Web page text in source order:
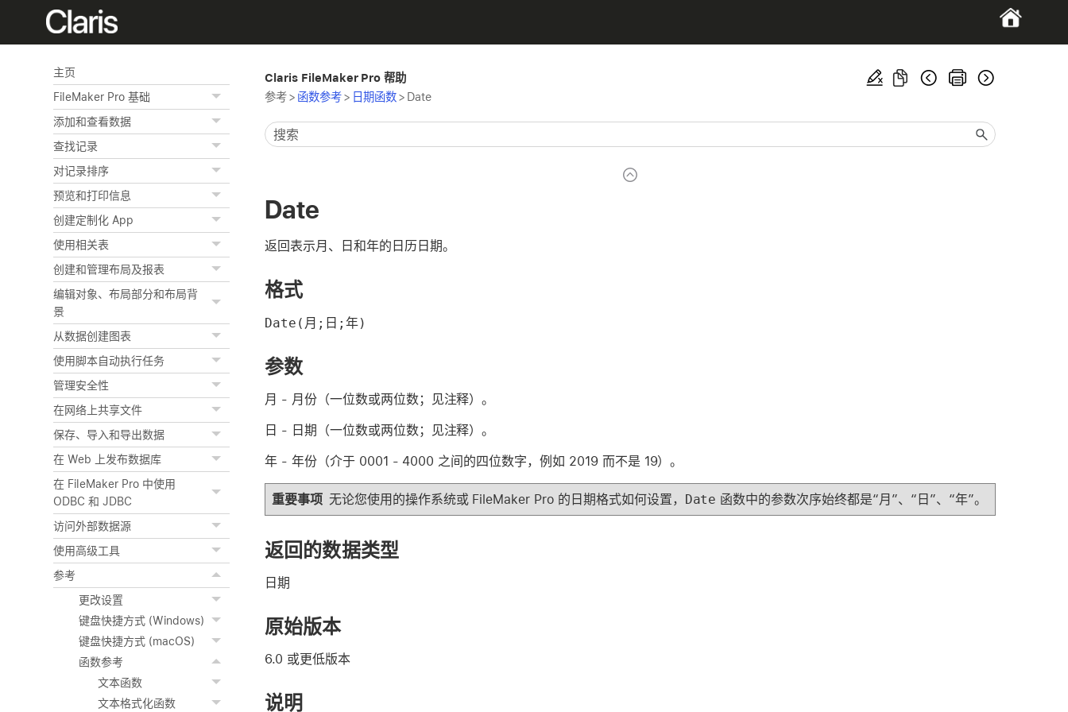
主页
FileMaker Pro 基础
添加和查看数据
查找记录
对记录排序
预览和打印信息
创建定制化 App
使用相关表
创建和管理布局及报表
编辑对象、布局部分和布局背
景
从数据创建图表
使用脚本自动执行任务
管理安全性
在网络上共享文件
保存、导入和导出数据
在 Web 上发布数据库
在 FileMaker Pro 中使用
ODBC 和 JDBC
访问外部数据源
使用高级工具
参考
更改设置
键盘快捷方式 (Windows)
键盘快捷方式 (macOS)
函数参考
文本函数
文本格式化函数
Claris FileMaker Pro 帮助
参考> 函数参考> 日期函数> Date
Date
返回表示月、日和年的日历日期。
格式
Date(月;日;年)
参数
月 - 月份（一位数或两位数；见注释）。
日 - 日期（一位数或两位数；见注释）。
年 - 年份（介于 0001 - 4000 之间的四位数字，例如 2019 而不是 19）。
重要事项 无论您使用的操作系统或 FileMaker Pro 的日期格式如何设置， Date 函数中的参数次序始终都是“月”、“日”、“年”。
返回的数据类型
日期
原始版本
6.0 或更低版本
说明